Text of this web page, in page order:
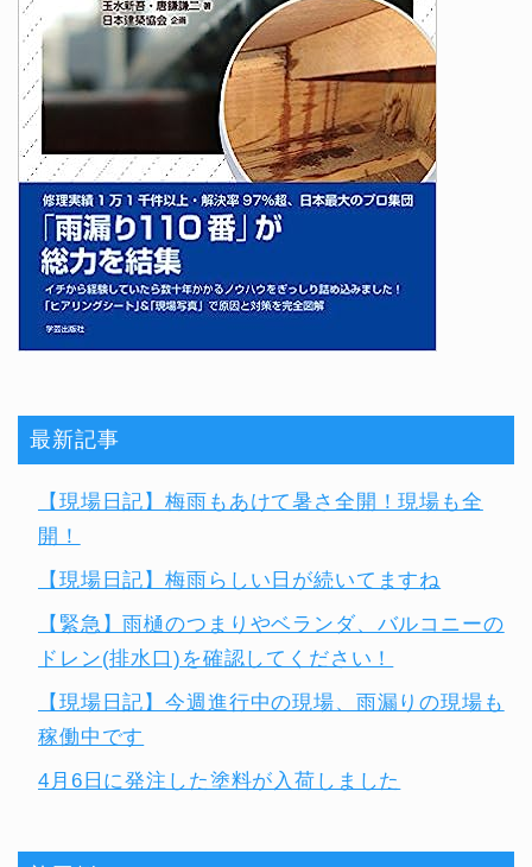
最新記事
【現場日記】梅雨もあけて暑さ全開！現場も全
開！
【現場日記】梅雨らしい日が続いてますね
【緊急】雨樋のつまりやベランダ、バルコニーの
ドレン(排水口)を確認してください！
【現場日記】今週進行中の現場、雨漏りの現場も
稼働中です
4月6日に発注した塗料が入荷しました